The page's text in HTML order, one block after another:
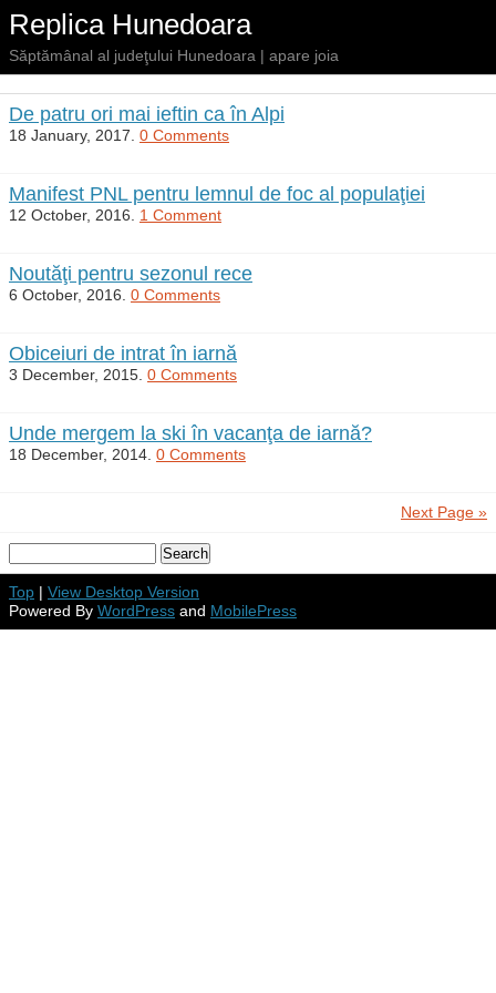
Replica Hunedoara
Săptămânal al judeţului Hunedoara | apare joia
De patru ori mai ieftin ca în Alpi
18 January, 2017. 0 Comments
Manifest PNL pentru lemnul de foc al populaţiei
12 October, 2016. 1 Comment
Noutăţi pentru sezonul rece
6 October, 2016. 0 Comments
Obiceiuri de intrat în iarnă
3 December, 2015. 0 Comments
Unde mergem la ski în vacanţa de iarnă?
18 December, 2014. 0 Comments
Next Page »
Top | View Desktop Version
Powered By WordPress and MobilePress